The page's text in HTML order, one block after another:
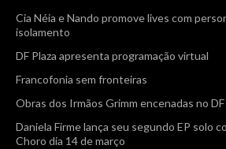
Cia Néia e Nando promove lives com
isolamento
DF Plaza apresenta programação virtual
Francofonia sem fronteiras
Obras dos Irmãos Grimm encenadas no
Daniela Firme lança seu segundo EP solo
Choro dia 14 de março